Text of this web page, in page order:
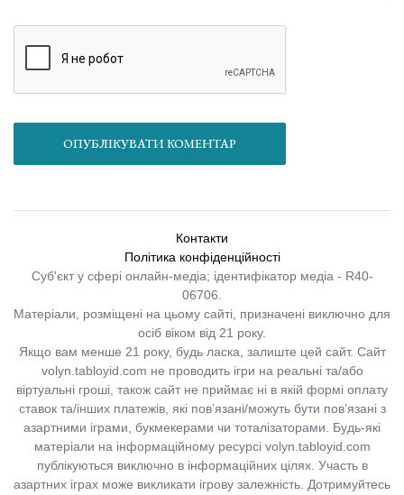
ОПУБЛІКУВАТИ КОМЕНТАР
Контакти
Політика конфіденційності
Суб'єкт у сфері онлайн-медіа; ідентифікатор медіа - R40-
06706.
Матеріали, розміщені на цьому сайті, призначені виключно для
осіб віком від 21 року.
Якщо вам менше 21 року, будь ласка, залиште цей сайт. Сайт
volyn.tabloyid.com не проводить ігри на реальні та/або
віртуальні гроші, також сайт не приймає ні в якій формі оплату
ставок та/інших платежів, які пов’язані/можуть бути пов’язані з
азартними іграми, букмекерами чи тоталізаторами. Будь-які
матеріали на інформаційному ресурсі volyn.tabloyid.com
публікуються виключно в інформаційних цілях. Участь в
азартних іграх може викликати ігрову залежність. Дотримуйтесь